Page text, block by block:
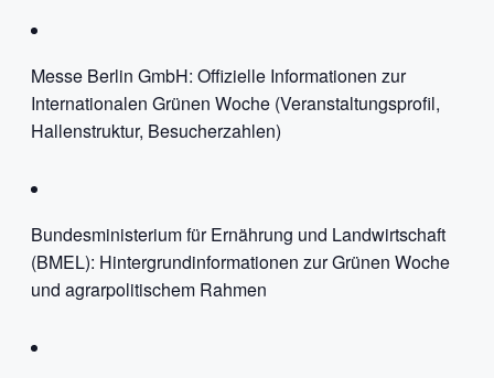
Messe Berlin GmbH: Offizielle Informationen zur
Internationalen Grünen Woche (Veranstaltungsprofil,
Hallenstruktur, Besucherzahlen)
Bundesministerium für Ernährung und Landwirtschaft
(BMEL): Hintergrundinformationen zur Grünen Woche
und agrarpolitischem Rahmen